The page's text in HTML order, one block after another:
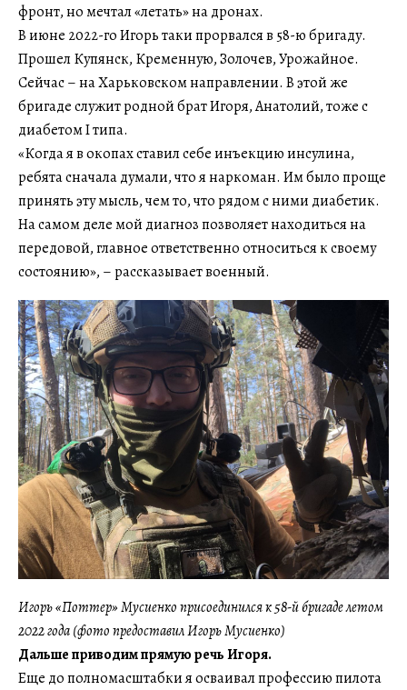
фронт, но мечтал «летать» на дронах.
В июне 2022-го Игорь таки прорвался в 58-ю бригаду.
Прошел Купянск, Кременную, Золочев, Урожайное.
Сейчас – на Харьковском направлении. В этой же
бригаде служит родной брат Игоря, Анатолий, тоже с
диабетом I типа.
«Когда я в окопах ставил себе инъекцию инсулина,
ребята сначала думали, что я наркоман. Им было проще
принять эту мысль, чем то, что рядом с ними диабетик.
На самом деле мой диагноз позволяет находиться на
передовой, главное ответственно относиться к своему
состоянию», – рассказывает военный.
Игорь «Поттер» Мусиенко присоединился к 58-й бригаде летом
2022 года (фото предоставил Игорь Мусиенко)
Дальше приводим прямую речь Игоря.
Еще до полномасштабки я осваивал профессию пилота